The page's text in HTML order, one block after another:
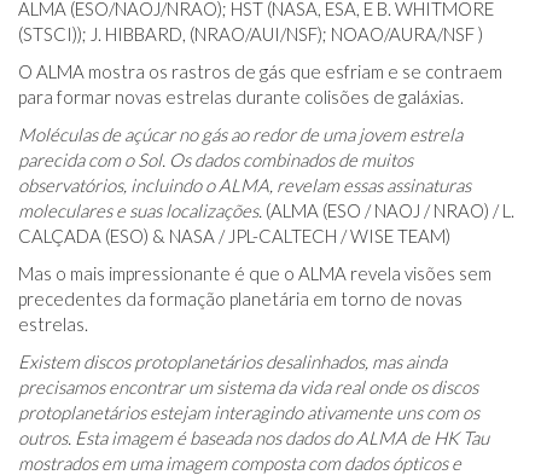
ALMA (ESO/NAOJ/NRAO); HST (NASA, ESA, E B. WHITMORE
(STSCI)); J. HIBBARD, (NRAO/AUI/NSF); NOAO/AURA/NSF )
O ALMA mostra os rastros de gás que esfriam e se contraem
para formar novas estrelas durante colisões de galáxias.
Moléculas de açúcar no gás ao redor de uma jovem estrela
parecida com o Sol. Os dados combinados de muitos
observatórios, incluindo o ALMA, revelam essas assinaturas
moleculares e suas localizações. (ALMA (ESO / NAOJ / NRAO) / L.
CALÇADA (ESO) & NASA / JPL-CALTECH / WISE TEAM)
Mas o mais impressionante é que o ALMA revela visões sem
precedentes da formação planetária em torno de novas
estrelas.
Existem discos protoplanetários desalinhados, mas ainda
precisamos encontrar um sistema da vida real onde os discos
protoplanetários estejam interagindo ativamente uns com os
outros. Esta imagem é baseada nos dados do ALMA de HK Tau
mostrados em uma imagem composta com dados ópticos e